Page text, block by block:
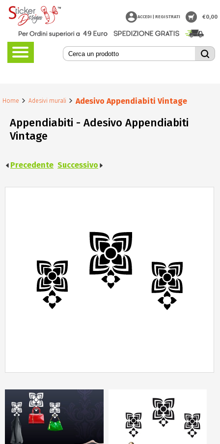
Home Adesivi murali Adesivo Appendiabiti Vintage
Appendiabiti - Adesivo Appendiabiti
Vintage
Precedente Successivo
ACCEDI | REGISTRATI €0,00